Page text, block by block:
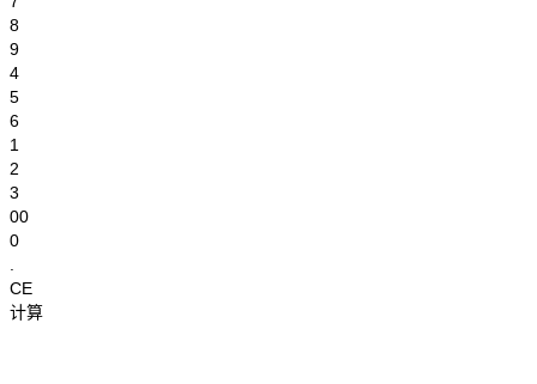
8
9
4
5
6
1
2
3
00
0
CE
计算